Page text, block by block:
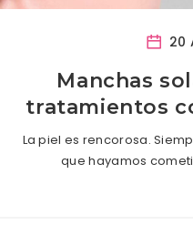
20
Manchas
tratamientos
La piel es rencorosa.
que hayamos